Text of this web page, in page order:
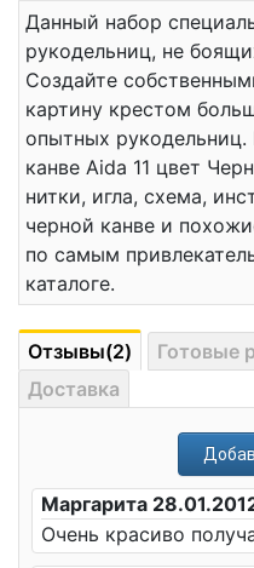
Данный набор
рукодельниц, не
Создайте
картину крестом
опытных
канве Aida 11 цвет
нитки, игла, схема,
черной канве и
по самым
каталоге.
Отзывы(2) Готовые
Доставка
Маргарита
Очень красиво